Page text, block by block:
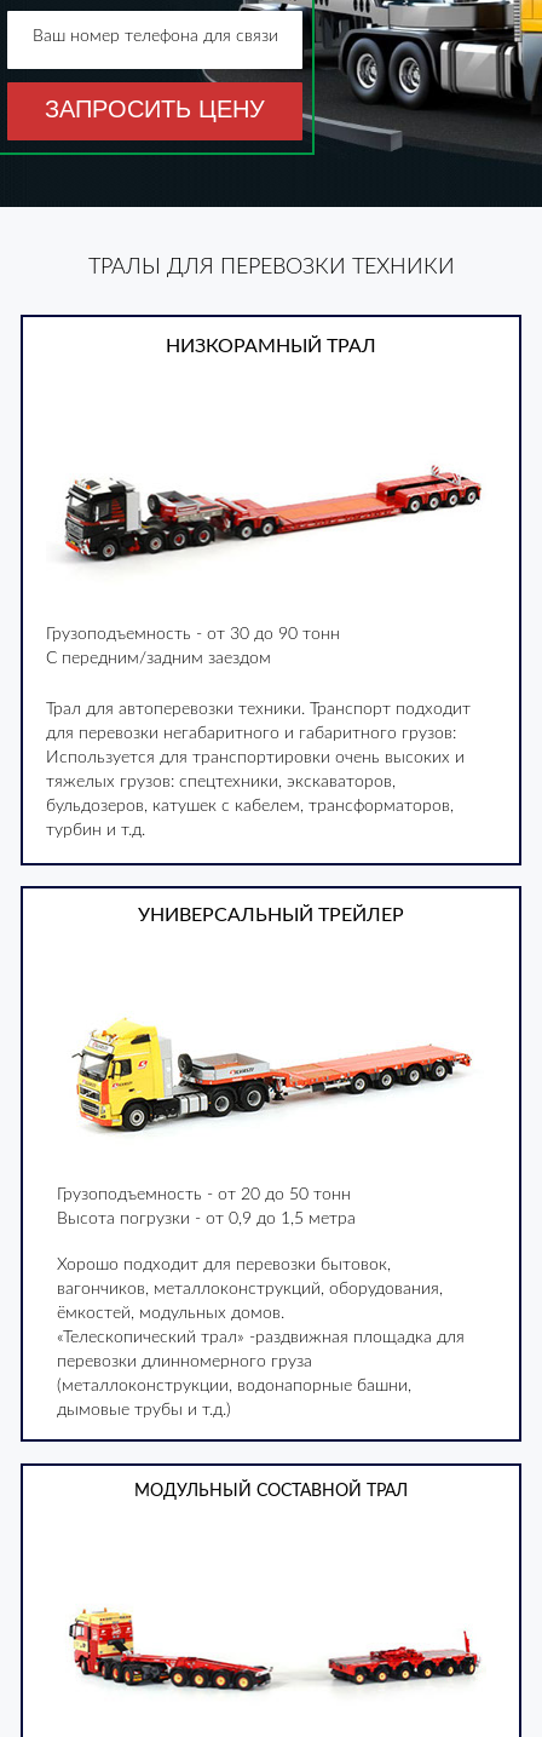
ЗАПРОСИТЬ ЦЕНУ
Ваш номер телефона для связи
ТРАЛЫ ДЛЯ ПЕРЕВОЗКИ ТЕХНИКИ
НИЗКОРАМНЫЙ ТРАЛ
Грузоподъемность - от 30 до 90 тонн
С передним/задним заездом
Трал для автоперевозки техники. Транспорт подходит
для перевозки негабаритного и габаритного грузов:
Используется для транспортировки очень высоких и
тяжелых грузов: спецтехники, экскаваторов,
бульдозеров, катушек с кабелем, трансформаторов,
турбин и т.д.
УНИВЕРСАЛЬНЫЙ ТРЕЙЛЕР
Грузоподъемность - от 20 до 50 тонн
Высота погрузки - от 0,9 до 1,5 метра
Хорошо подходит для перевозки бытовок,
вагончиков, металлоконструкций, оборудования,
ёмкостей, модульных домов.
«Телескопический трал» -раздвижная площадка для
перевозки длинномерного груза
(металлоконструкции, водонапорные башни,
дымовые трубы и т.д.)
МОДУЛЬНЫЙ СОСТАВНОЙ ТРАЛ